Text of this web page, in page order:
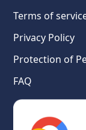
Terms of
Privacy Policy
Protection of
FAQ